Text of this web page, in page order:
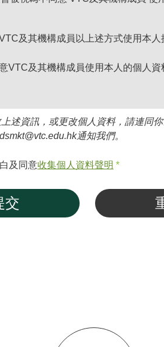
及其機構成員以上述方式使用本
VTC及其機構成員使用本人的個人
述資訊，或更改個人資料，請連同
通知我們。
及同意收集個人資料聲明 *
交